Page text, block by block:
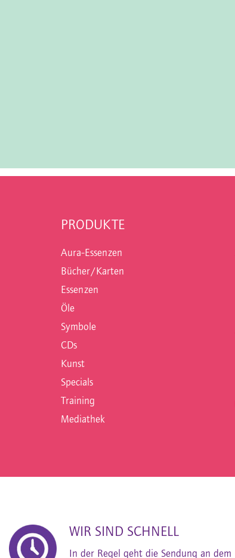
PRODUKTE
Aura-Essenzen
Bücher/Karten
Essenzen
Öle
Symbole
CDs
Kunst
Specials
Training
Mediathek
WIR SIND SCHNELL
In der Regel geht die Sendung an dem